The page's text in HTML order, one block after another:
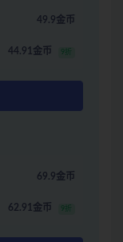
49.9金币
44.91金币 9折
69.9金币
62.91金币 9折